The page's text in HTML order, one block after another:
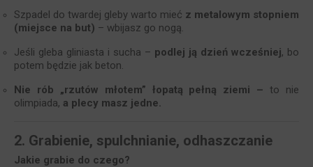
Szpadel do twardej gleby warto mieć z metalowym stopniem
(miejsce na but) – wbijasz go nogą.
Jeśli gleba gliniasta i sucha – podlej ją dzień wcześniej, bo
potem będzie jak beton.
Nie rób „rzutów młotem” łopatą pełną ziemi –to nie
olimpiada, a plecy masz jedne.
2. Grabienie, spulchnianie, odhaszczanie
Jakie grabie do czego?